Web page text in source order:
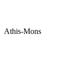
Athis-Mons